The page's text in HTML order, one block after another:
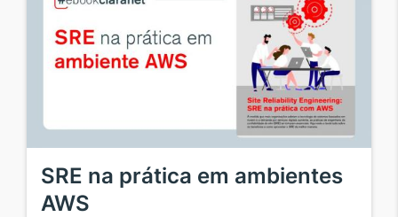
SRE na prática em ambientes
AWS